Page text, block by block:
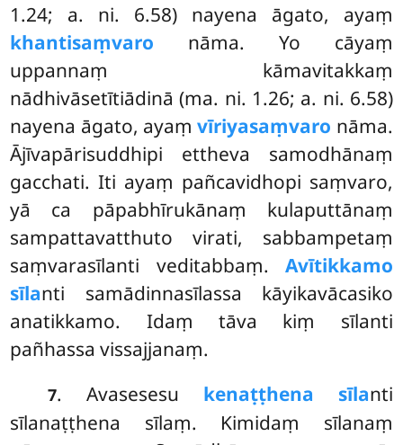
1.24; a. ni. 6.58) nayena āgato, ayaṃ
khantisaṃvaro nāma. Yo cāyaṃ
uppannaṃ kāmavitakkaṃ
nādhivāsetītiādinā (ma. ni. 1.26; a. ni. 6.58)
nayena āgato, ayaṃvīriyasaṃvaro nāma.
Ājīvapārisuddhipi ettheva samodhānaṃ
gacchati. Iti ayaṃ pañcavidhopi saṃvaro,
yā ca pāpabhīrukānaṃ kulaputtānaṃ
sampattavatthuto virati, sabbampetaṃ
saṃvarasīlanti veditabbaṃ. Avītikkamo
sīlanti samādinnasīlassa kāyikavācasiko
anatikkamo. Idaṃ tāva kiṃ sīlanti
pañhassa vissajjanaṃ.
7. Avasesesu kenaṭṭhena sīlanti
sīlanaṭṭhena sīlaṃ. Kimidaṃ sīlanaṃ